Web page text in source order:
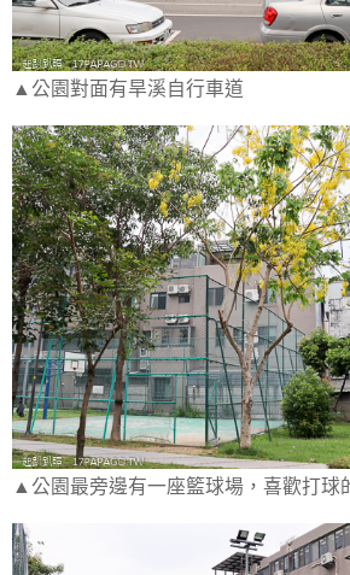
▲公園對面有旱溪自行車道
▲公園最旁邊有一座籃球場，喜歡打球